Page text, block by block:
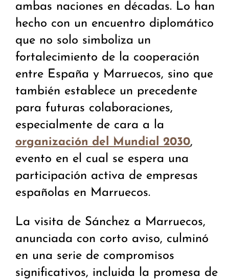
ambas naciones en décadas. Lo han
hecho con un encuentro diplomático
que no solo simboliza un
fortalecimiento de la cooperación
entre España y Marruecos, sino que
también establece un precedente
para futuras colaboraciones,
especialmente de cara a la
organización del Mundial 2030,
evento en el cual se espera una
participación activa de empresas
españolas en Marruecos.
La visita de Sánchez a Marruecos,
anunciada con corto aviso, culminó
en una serie de compromisos
significativos, incluida la promesa de